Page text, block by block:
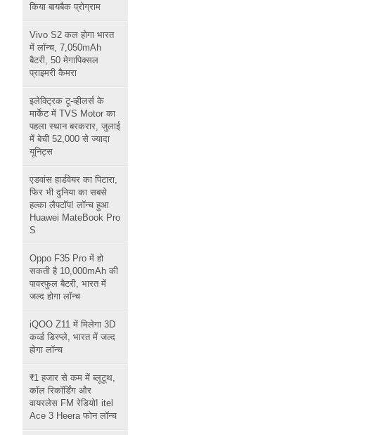
किया बायबैक प्रोग्राम
Vivo S2 कल होगा भारत
में लॉन्च, 7,050mAh
बैटरी, 50 मेगापिक्सल
प्राइमरी कैमरा
इलेक्ट्रिक टू-व्हीलर्स के
मार्केट में TVS Motor का
पहला स्थान बरकरार, जुलाई
में बेची 52,000 से ज्यादा
यूनिट्स
एडवांस हार्डवेयर का पिटारा,
फिर भी दुनिया का सबसे
हल्का लैपटॉप! लॉन्च हुआ
Huawei MateBook Pro
S
Oppo F35 Pro में हो
सकती है 10,000mAh की
पावरफुल बैटरी, भारत में
जल्द होगा लॉन्च
iQOO Z11 में मिलेगा 3D
कर्व्ड डिस्प्ले, भारत में जल्द
होगा लॉन्च
₹1 हजार से कम में ब्लूटूथ,
कॉल रिकॉर्डिंग और
वायरलेस FM रेडियो! itel
Ace 3 Heera फोन लॉन्च